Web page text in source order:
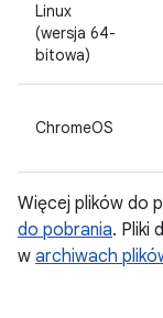
Linux
(wersja 64-
bitowa)
ChromeOS
Więcej plików do
do pobrania. Pliki
w archiwach